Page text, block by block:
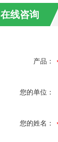
在线咨询
产品：
您的单位：
您的姓名：